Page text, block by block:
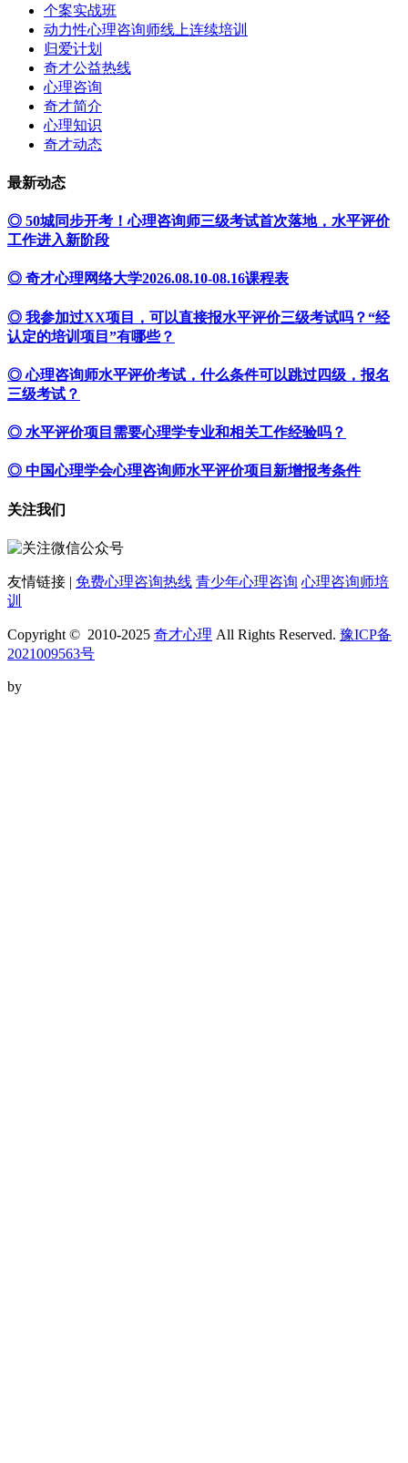
个案实战班
动力性心理咨询师线上连续培训
归爱计划
奇才公益热线
心理咨询
奇才简介
心理知识
奇才动态
最新动态
◎ 50城同步开考！心理咨询师三级考试首次落地，水平评价
工作进入新阶段
◎ 奇才心理网络大学2026.08.10-08.16课程表
◎ 我参加过XX项目，可以直接报水平评价三级考试吗？“经
认定的培训项目”有哪些？
◎ 心理咨询师水平评价考试，什么条件可以跳过四级，报名
三级考试？
◎ 水平评价项目需要心理学专业和相关工作经验吗？
◎ 中国心理学会心理咨询师水平评价项目新增报考条件
关注我们
友情链接 | 免费心理咨询热线 青少年心理咨询 心理咨询师培
训
Copyright © 2010-2025 奇才心理 All Rights Reserved. 豫ICP备
2021009563号
by